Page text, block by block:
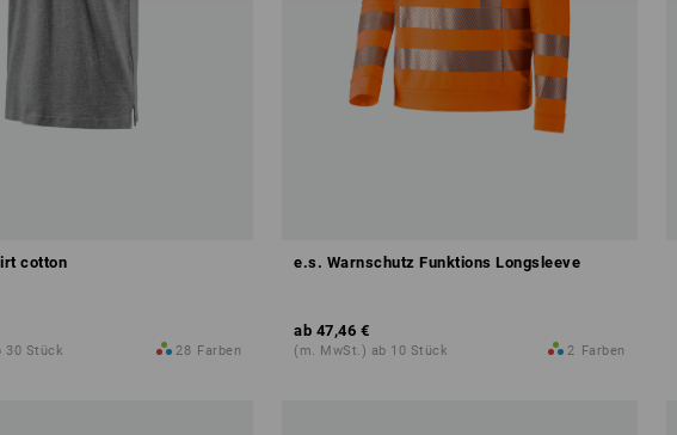
cotton
30 Stück 28 Farben
e.s. Warnschutz Funktions Longsleeve
ab 47,46 €
(m. MwSt.) ab 10 Stück 2 Farben